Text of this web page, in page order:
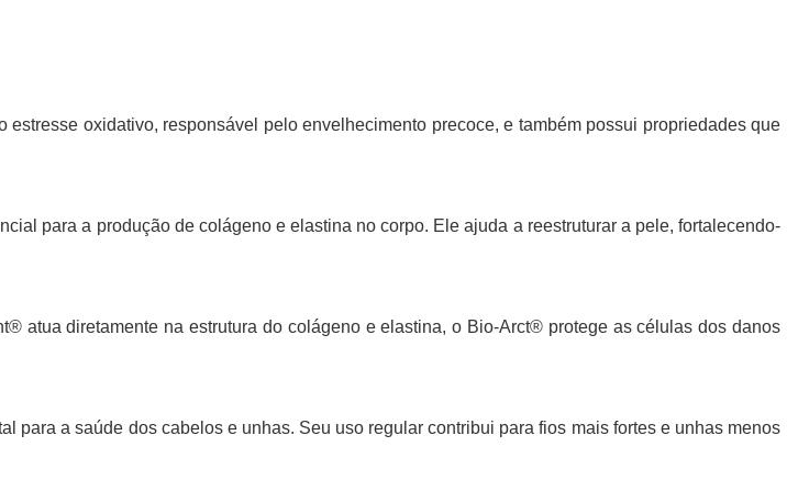
oxidativo, responsável pelo envelhecimento precoce, e também possui propriedades que
para a produção de colágeno e elastina no corpo. Ele ajuda a reestruturar a pele, fortalecendo-
atua diretamente na estrutura do colágeno e elastina, o Bio-Arct® protege as células dos danos
para a saúde dos cabelos e unhas. Seu uso regular contribui para fios mais fortes e unhas menos